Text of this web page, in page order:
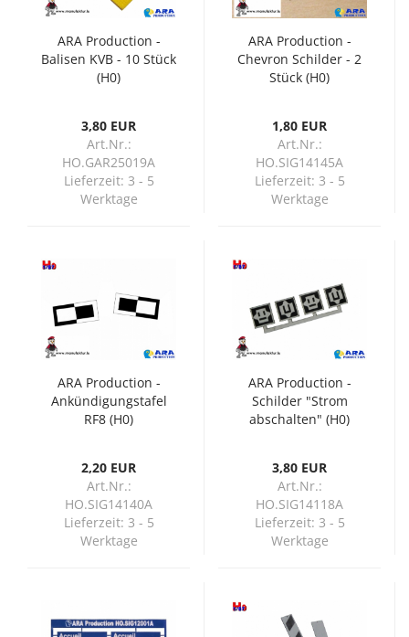
ARA Production -
Balisen KVB - 10 Stück
(H0)
3,80 EUR
Art.Nr.:
HO.GAR25019A
Lieferzeit: 3 - 5
Werktage
ARA Production -
Chevron Schilder - 2
Stück (H0)
1,80 EUR
Art.Nr.:
HO.SIG14145A
Lieferzeit: 3 - 5
Werktage
ARA Production -
Ankündigungstafel
RF8 (H0)
2,20 EUR
Art.Nr.:
HO.SIG14140A
Lieferzeit: 3 - 5
Werktage
ARA Production -
Schilder "Strom
abschalten" (H0)
3,80 EUR
Art.Nr.:
HO.SIG14118A
Lieferzeit: 3 - 5
Werktage